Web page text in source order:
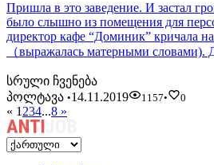
Пришла в это заведение. И застал
было слышно из помещения для
директор кафе “Доминик” кричала
（выражалась матерными словами).
სრული ჩვენება
პოლტავა •14.11.2019 1157• 0
« 1 234...8 »